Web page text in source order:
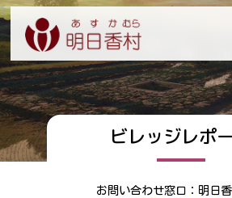
ビレッジレポ
お問い合わせ窓口：明日